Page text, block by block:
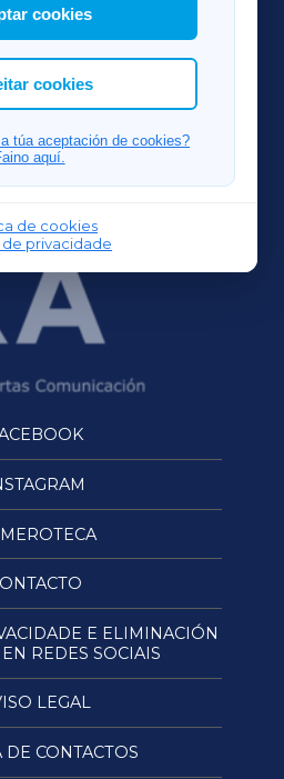
a elección das
permitir.
cookies
cookies
túa aceptación de cookies?
aquí.
de cookies
de privacidade
FERROLXA
E ELIMINACIÓN
REDES SOCIAIS
LEGAL
DE CONTACTOS